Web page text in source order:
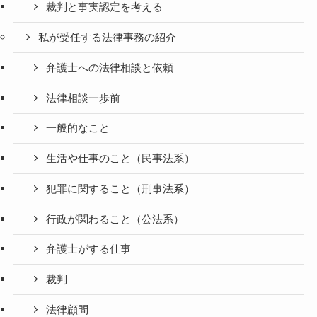
裁判と事実認定を考える
私が受任する法律事務の紹介
弁護士への法律相談と依頼
法律相談一歩前
一般的なこと
生活や仕事のこと（民事法系）
犯罪に関すること（刑事法系）
行政が関わること（公法系）
弁護士がする仕事
裁判
法律顧問